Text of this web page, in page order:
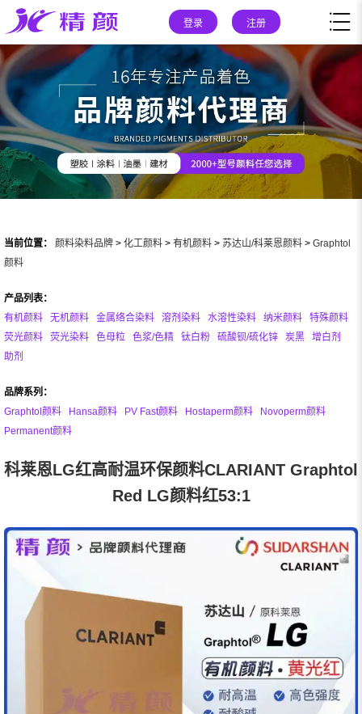
登录 注册
当前位置： 颜料染料品牌 > 化工颜料 > 有机颜料 > 苏达山/科莱恩颜料 > Graphtol
颜料
产品列表：
有机颜料
无机颜料 金属络合染料 溶剂染料 水溶性染料 纳米颜料
特殊颜料
荧光颜料
荧光染料 色母粒 色浆/色精 钛白粉 硫酸钡/硫化锌 炭黑
增白剂
助剂
品牌系列：
Graphtol颜料
Hansa颜料 PV Fast颜料 Hostaperm颜料
Novoperm颜料
Permanent颜料
科莱恩LG红高耐温环保颜料CLARIANT Graphtol
Red LG颜料红53:1